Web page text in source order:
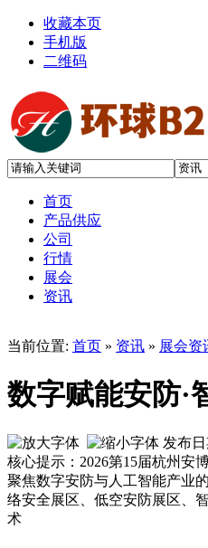
收藏本页
手机版
二维码
首页
产品供应
公司
行情
展会
资讯
当前位置: 首页 » 资讯 » 展会资
数字赋能安防·
发布日
核心提示：2026第15届杭州安
聚焦数字安防与人工智能产业
络安全展区、低空安防展区、
术